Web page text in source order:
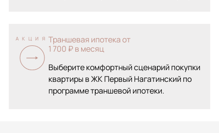
АКЦИЯ Траншевая ипотека от
1 700 ₽ в месяц
Выберите комфортный сценарий покупки
квартиры в ЖК Первый Нагатинский по
программе траншевой ипотеки.